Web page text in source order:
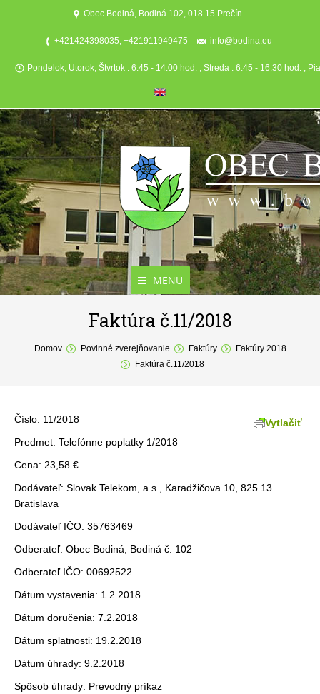
Obec Bodiná, Bodiná 102, 018 15 Prečín
+421424398035, +421911949475 info@bodina.eu
Pondelok, Utorok, Štvrtok : 6:45 - 14:00 hod. , Streda : 6:45 - 16:30 hod. ,
MENU
Aktuality
O obci
Formuláre
Fotogaléria
Kontakt
Faktúra č.11/2018
You are here:
Domov Povinné zverejňovanie Faktúry
Faktúry 2018
Faktúra č.11/2018
Vytlačiť
Číslo: 11/2018
Predmet: Telefónne poplatky 1/2018
Cena: 23,58 €
Dodávateľ: Slovak Telekom, a.s., Karadžičova 10, 825 13
Bratislava
Dodávateľ IČO: 35763469
Odberateľ: Obec Bodiná, Bodiná č. 102
Odberateľ IČO: 00692522
Dátum vystavenia: 1.2.2018
Dátum doručenia: 7.2.2018
Dátum splatnosti: 19.2.2018
Dátum úhrady: 9.2.2018
Spôsob úhrady: Prevodný príkaz